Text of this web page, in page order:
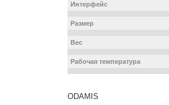
Интерфейс
Размер
Вес
Рабочая температура
ODAMIS